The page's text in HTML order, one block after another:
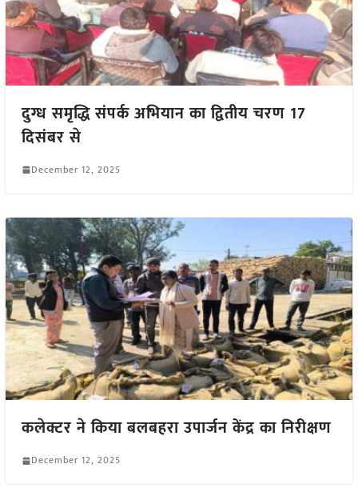
दुग्ध समृद्धि संपर्क अभियान का द्वितीय चरण 17
दिसंबर से
December 12, 2025
कलेक्टर ने किया बलबहरा उपार्जन केंद्र का निरीक्षण
December 12, 2025